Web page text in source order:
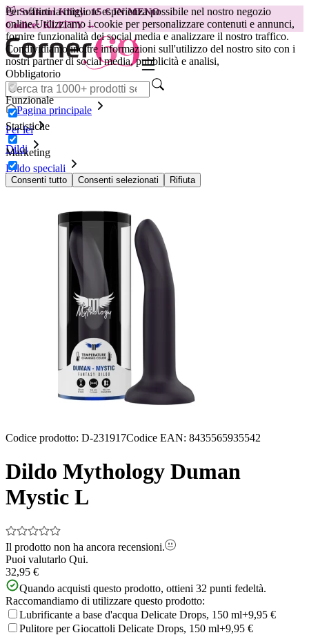
Per offrirti la migliore esperienza possibile nel nostro negozio
online.Utilizziamo i cookie per personalizzare contenuti e annunci,
fornire funzionalità dei social media e analizzare il nostro traffico.
Condividiamo inoltre informazioni sull'utilizzo del nostro sito con i
nostri partner di social media, pubblicità e analisi,
Obbligatorio
Funzionale
Statistiche
Marketing
Consenti tutto Consenti selezionati Rifiuta
😽Svakom Klitty: 15 € IN MENO
Codice: KLITTY →
Pagina principale
Per lei
Dildi
Dildo speciali
Dildo Mythology Duman Mystic L
Codice prodotto: D-231917Codice EAN: 8435565935542
Dildo Mythology Duman
Mystic L
Il prodotto non ha ancora recensioni.
Puoi valutarlo Qui.
32,95 €
Quando acquisti questo prodotto, ottieni 32 punti fedeltà.
Raccomandiamo di utilizzare questo prodotto:
Lubrificante a base d'acqua Delicate Drops, 150 ml+9,95 €
Pulitore per Giocattoli Delicate Drops, 150 ml+9,95 €